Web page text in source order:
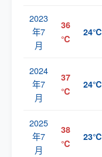
2023
年7
月
36
℃
24℃
2024
年7
月
37
℃
24℃
2025
年7
月
38
℃
23℃